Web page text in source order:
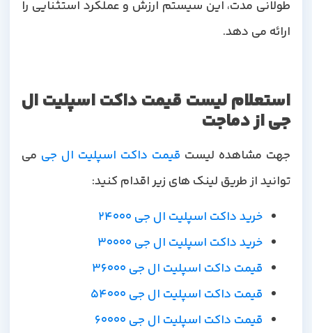
طولانی مدت، این سیستم ارزش و عملکرد استثنایی را
ارائه می دهد.
استعلام لیست قیمت داکت اسپلیت ال
جی از دماجت
جهت مشاهده لیستقیمت داکت اسپلیت ال جیمی
توانید از طریق لینک های زیر اقدام کنید:
خرید داکت اسپلیت ال جی 24000
خرید داکت اسپلیت ال جی 30000
قیمت داکت اسپلیت ال جی 36000
قیمت داکت اسپلیت ال جی 54000
قیمت داکت اسپلیت ال جی 60000